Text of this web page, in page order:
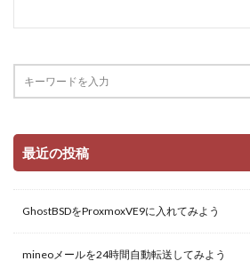
最近の投稿
GhostBSDをProxmoxVE9に入れてみよう
mineoメールを24時間自動転送してみよう